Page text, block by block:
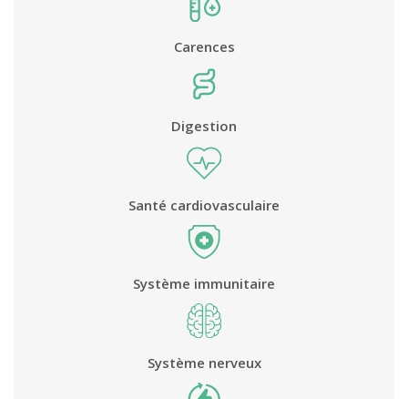
Carences
Digestion
Santé cardiovasculaire
Système immunitaire
Système nerveux